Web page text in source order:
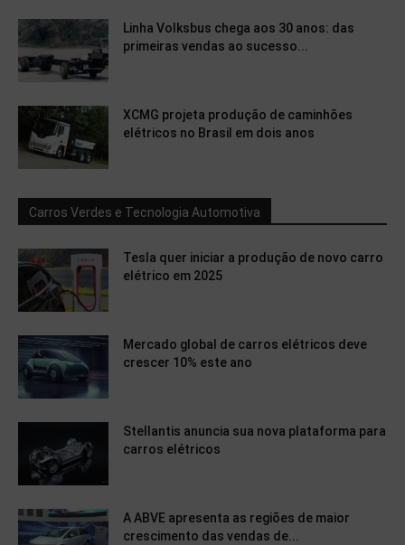
Linha Volksbus chega aos 30 anos: das
primeiras vendas ao sucesso...
XCMG projeta produção de caminhões
elétricos no Brasil em dois anos
Carros Verdes e Tecnologia Automotiva
Tesla quer iniciar a produção de novo carro
elétrico em 2025
Mercado global de carros elétricos deve
crescer 10% este ano
Stellantis anuncia sua nova plataforma para
carros elétricos
A ABVE apresenta as regiões de maior
crescimento das vendas de...